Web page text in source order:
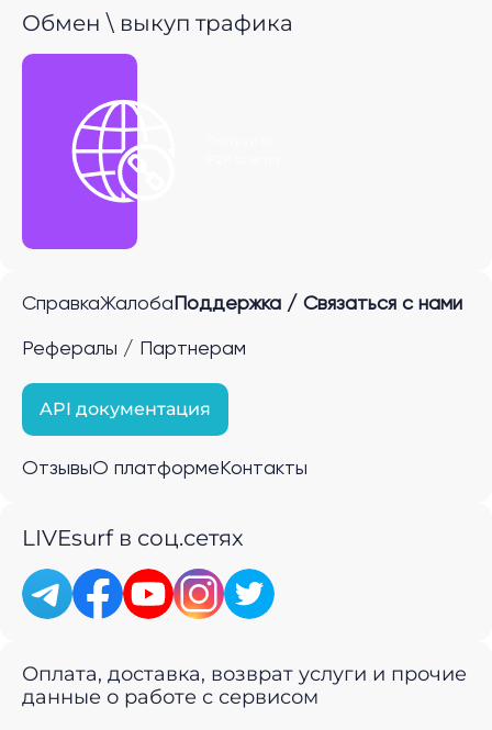
Обмен \ выкуп трафика
СправкаЖалоба Поддержка / Связаться с нами
Рефералы / Партнерам
API документация
ОтзывыО платформе Контакты
LIVEsurf в соц.сетях
Оплата, доставка, возврат услуги и прочие
данные о работе с сервисом